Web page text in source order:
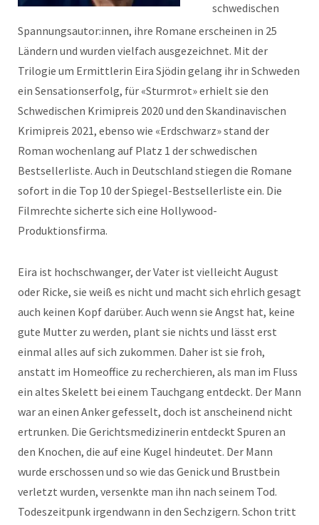
schwedischen
Spannungsautor:innen, ihre Romane erscheinen in 25
Ländern und wurden vielfach ausgezeichnet. Mit der
Trilogie um Ermittlerin Eira Sjödin gelang ihr in Schweden
ein Sensationserfolg, für «Sturmrot» erhielt sie den
Schwedischen Krimipreis 2020 und den Skandinavischen
Krimipreis 2021, ebenso wie «Erdschwarz» stand der
Roman wochenlang auf Platz 1 der schwedischen
Bestsellerliste. Auch in Deutschland stiegen die Romane
sofort in die Top 10 der Spiegel-Bestsellerliste ein. Die
Filmrechte sicherte sich eine Hollywood-
Produktionsfirma.
Eira ist hochschwanger, der Vater ist vielleicht August
oder Ricke, sie weiß es nicht und macht sich ehrlich gesagt
auch keinen Kopf darüber. Auch wenn sie Angst hat, keine
gute Mutter zu werden, plant sie nichts und lässt erst
einmal alles auf sich zukommen. Daher ist sie froh,
anstatt im Homeoffice zu recherchieren, als man im Fluss
ein altes Skelett bei einem Tauchgang entdeckt. Der Mann
war an einen Anker gefesselt, doch ist anscheinend nicht
ertrunken. Die Gerichtsmedizinerin entdeckt Spuren an
den Knochen, die auf eine Kugel hindeutet. Der Mann
wurde erschossen und so wie das Genick und Brustbein
verletzt wurden, versenkte man ihn nach seinem Tod.
Todeszeitpunk irgendwann in den Sechzigern. Schon tritt